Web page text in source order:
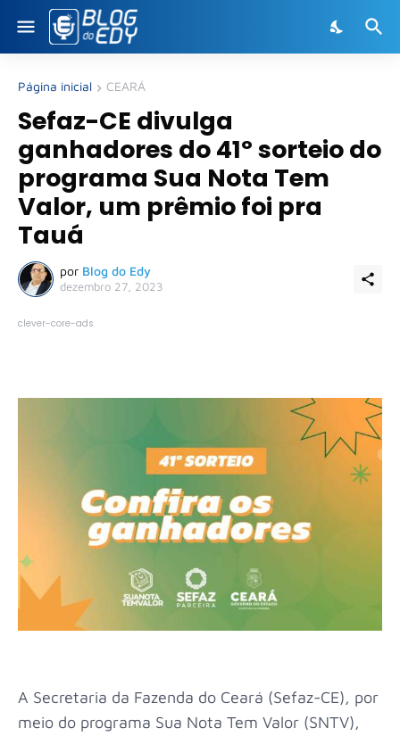
Página inicial CEARÁ
Sefaz-CE divulga
ganhadores do 41º sorteio do
programa Sua Nota Tem
Valor, um prêmio foi pra
Tauá
por Blog do Edy
dezembro 27, 2023
clever-core-ads
A Secretaria da Fazenda do Ceará (Sefaz-CE), por
meio do programa Sua Nota Tem Valor (SNTV),